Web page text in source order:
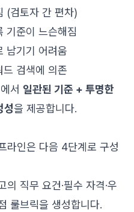
(검토자 간 편차)
기준이 느슨해짐
남기기 어려움
검색에 의존
서 일관된 기준 + 투명한
성을 제공합니다.
라인은 다음 4단계로 구성
의 직무 요건·필수 자격·우
룰브릭을 생성합니다.